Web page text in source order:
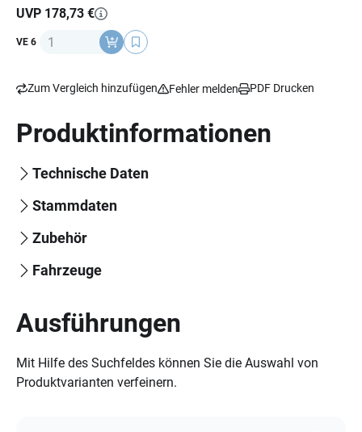
Limited Warranty (1.600.000 km), Emissionsneutral,
Sparsam, ein K&N Luftfilter hält über die gesamte
Lebensdauer des Motorrads, kompatibel mit OEM-
UVP 178,73 €
VE 6 Anzahl
Zum Vergleich hinzufügen Fehler melden PDF Drucken
Produktinformationen
Technische Daten
Stammdaten
Zubehör
Fahrzeuge
Ausführungen
Mit Hilfe des Suchfeldes können Sie die Auswahl von
Produktvarianten verfeinern.